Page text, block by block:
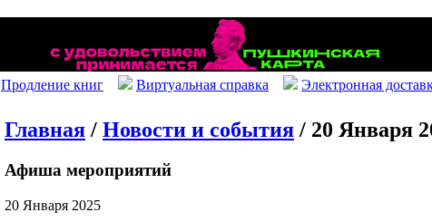
Продление книг Виртуальная справка Электронная
Главная / Новости и события / 20 Января
Афиша мероприятий
20 Января 2025